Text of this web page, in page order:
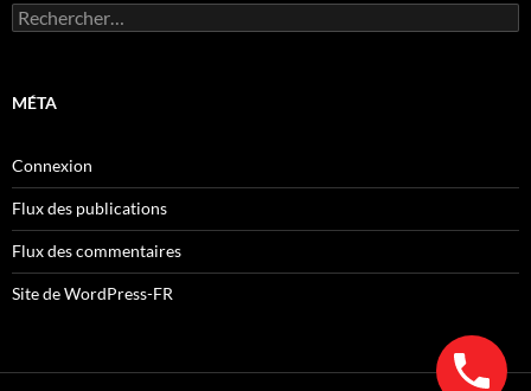
Rechercher :
MÉTA
Connexion
Flux des publications
Flux des commentaires
Site de WordPress-FR